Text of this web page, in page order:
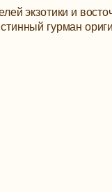
экзотики и
гурман